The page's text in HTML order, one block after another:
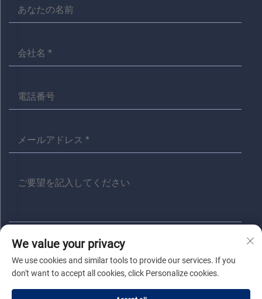
送信
We value your privacy
We use cookies and similar tools to provide our services. If you
don't want to accept all cookies, click Personalize cookies.